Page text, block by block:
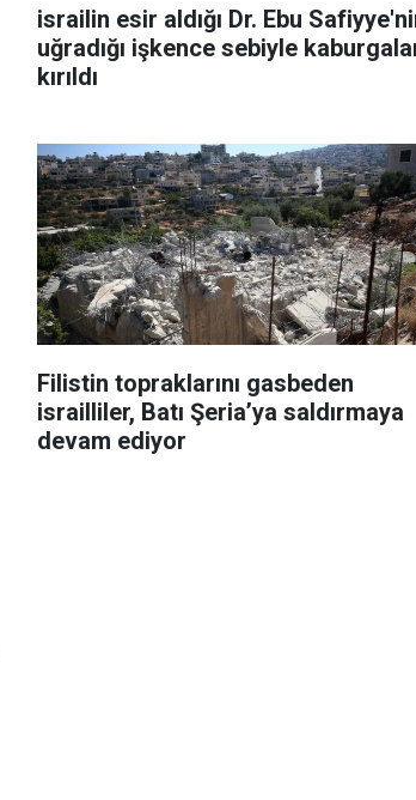
israilin esir aldığı Dr. Ebu
uğradığı işkence sebiyle
kırıldı
Filistin topraklarını gasbeden
israilliler, Batı Şeria’ya saldırmaya
devam ediyor